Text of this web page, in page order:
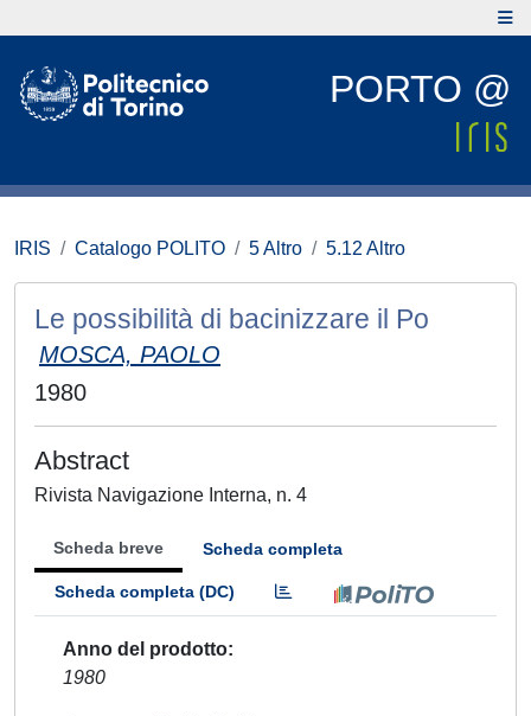
PORTO @
IRIS Catalogo POLITO 5 Altro 5.12 Altro
Le possibilità di bacinizzare il Po
MOSCA, PAOLO
1980
Abstract
Rivista Navigazione Interna, n. 4
Scheda breve Scheda completa
Scheda completa (DC)
Anno del prodotto
1980